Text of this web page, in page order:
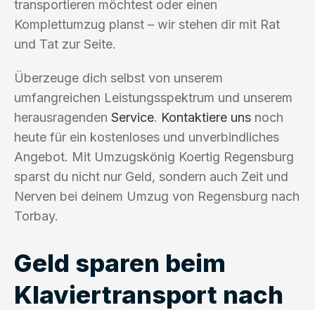
transportieren möchtest oder einen
Komplettumzug planst – wir stehen dir mit Rat
und Tat zur Seite.
Überzeuge dich selbst von unserem
umfangreichen Leistungsspektrum und unserem
herausragenden Service. Kontaktiere uns noch
heute für ein kostenloses und unverbindliches
Angebot. Mit Umzugskönig Koertig Regensburg
sparst du nicht nur Geld, sondern auch Zeit und
Nerven bei deinem Umzug von Regensburg nach
Torbay.
Geld sparen beim
Klaviertransport nach